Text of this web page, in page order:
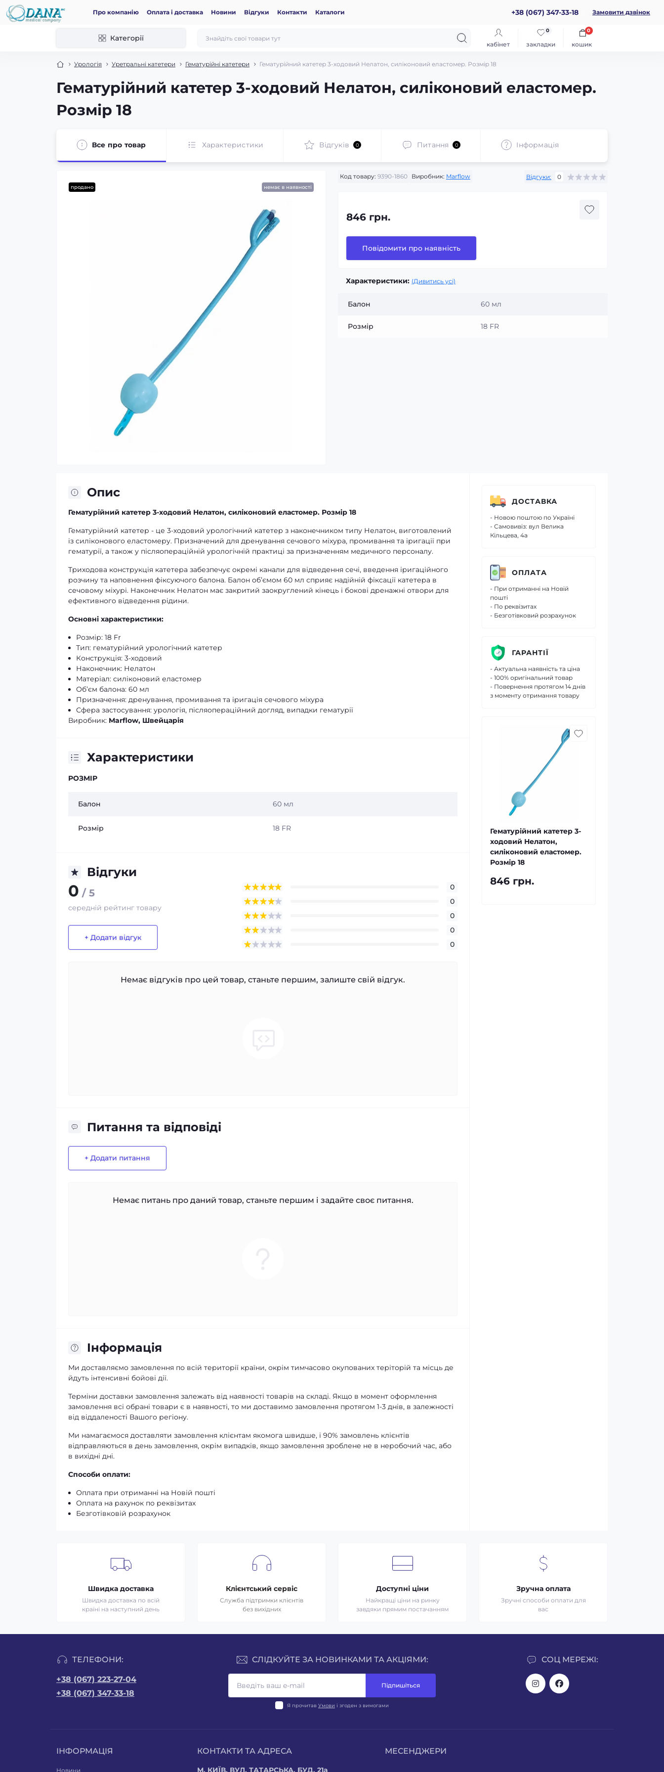
Про компанію Оплата і доставка Новини Відгуки Контакти Каталоги +38 (067) 347-33-18 Замовити дзвінок
Категорії
кабінет закладки
0
кошик
0
Урологія Уретральні катетери Гематурійні катетери Гематурійний катетер 3-ходовий Нелатон, силіконовий еластомер. Розмір 18
Гематурійний катетер 3-ходовий Нелатон, силіконовий еластомер.
Розмір 18
Все про товар Характеристики Відгуків 0 Питання 0 Iнформація
продано немає в наявності
Код товару: 9390-1860 Виробник: Marflow Відгуки: 0
846 грн.
Повідомити про наявність
Характеристики: (Дивитись усі)
Балон 60 мл
Розмір 18 FR
Опис
Гематурійний катетер 3-ходовий Нелатон, силіконовий еластомер. Розмір 18
Гематурійний катетер - це 3-ходовий урологічний катетер з наконечником типу Нелатон, виготовлений
із силіконового еластомеру. Призначений для дренування сечового міхура, промивання та іригації при
гематурії, а також у післяопераційній урологічній практиці за призначенням медичного персоналу.
Триходова конструкція катетера забезпечує окремі канали для відведення сечі, введення іригаційного
розчину та наповнення фіксуючого балона. Балон об’ємом 60 мл сприяє надійній фіксації катетера в
сечовому міхурі. Наконечник Нелатон має закритий заокруглений кінець і бокові дренажні отвори для
ефективного відведення рідини.
Основні характеристики:
Розмір: 18 Fr
Тип: гематурійний урологічний катетер
Конструкція: 3-ходовий
Наконечник: Нелатон
Матеріал: силіконовий еластомер
Об’єм балона: 60 мл
Призначення: дренування, промивання та іригація сечового міхура
Сфера застосування: урологія, післяопераційний догляд, випадки гематурії
Виробник: Marflow, Швейцарія
Характеристики
РОЗМІР
Балон 60 мл
Розмір 18 FR
Відгуки
0 / 5
середній рейтинг товару
+ Додати відгук
0
0
0
0
0
Немає відгуків про цей товар, станьте першим, залиште свій відгук.
Питання та відповіді
+ Додати питання
Немає питань про даний товар, станьте першим і задайте своє питання.
Iнформація
Ми доставляємо замовлення по всій території країни, окрім тимчасово окупованих теріторій та місць де
йдуть інтенсивні бойові дії.
Терміни доставки замовлення залежать від наявності товарів на складі. Якщо в момент оформлення
замовлення всі обрані товари є в наявності, то ми доставимо замовлення протягом 1-3 днів, в залежності
від віддаленості Вашого регіону.
Ми намагаємося доставляти замовлення клієнтам якомога швидше, і 90% замовлень клієнтів
відправляються в день замовлення, окрім випадків, якщо замовлення зроблене не в неробочий час, або
в вихідні дні.
Способи оплати:
Оплата при отриманні на Новій пошті
Оплата на рахунок по реквізитах
Безготівковій розрахунок
ДОСТАВКА
- Новою поштою по Україні
- Самовивіз: вул Велика
Кільцева, 4а
ОПЛАТА
- При отриманні на Новій
пошті
- По реквізитах
- Безготівковий розрахунок
ГАРАНТІЇ
- Актуальна наявність та ціна
- 100% оригінальний товар
- Повернення протягом 14 днів
з моменту отримання товару
Гематурійний катетер 3-
ходовий Нелатон,
силіконовий еластомер.
Розмір 18
846 грн.
Швидка доставка
Швидка доставка по всій
країні на наступний день
Клієнтський сервіс
Служба підтримки клієнтів
без вихідних
Доступні ціни
Найкращі ціни на ринку
завдяки прямим постачанням
Зручна оплата
Зручні способи оплати для
вас
ТЕЛЕФОНИ:
+38 (067) 223-27-04
+38 (067) 347-33-18
СОЦ МЕРЕЖІ:
СЛІДКУЙТЕ ЗА НОВИНКАМИ ТА АКЦІЯМИ:
Підпишіться
Я прочитав Умови і згоден з вимогами
ІНФОРМАЦІЯ
Новини
КОНТАКТИ ТА АДРЕСА
М. КИЇВ, ВУЛ. ТАТАРСЬКА, БУД. 21а
МЕСЕНДЖЕРИ